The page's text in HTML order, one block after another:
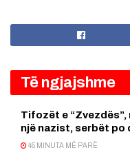
Të ngjajshme
Tifozët e
një nazist, serbët po
45 MINUTA MË PARË